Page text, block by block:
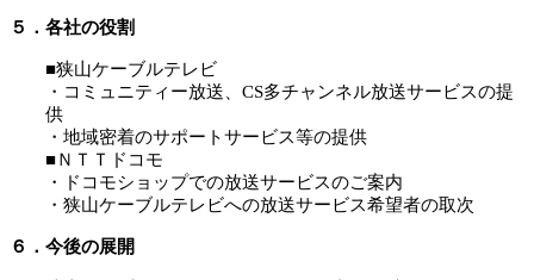
５．各社の役割
■狭山ケーブルテレビ
・コミュニティー放送、CS多チャンネル放送サービスの提
供
・地域密着のサポートサービス等の提供
■ＮＴＴドコモ
・ドコモショップでの放送サービスのご案内
・狭山ケーブルテレビへの放送サービス希望者の取次
６．今後の展開